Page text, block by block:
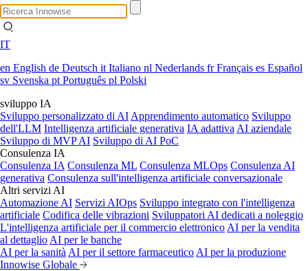
IT
en English de Deutsch it Italiano nl Nederlands frFrançais es Español
sv Svenska pt Português pl Polski
sviluppo IA
Sviluppo personalizzato di AI Apprendimento automatico Sviluppo
dell'LLM Intelligenza artificiale generativa IA adattiva AI aziendale
Sviluppo di MVP AI Sviluppo di AI PoC
Consulenza IA
Consulenza IA Consulenza ML Consulenza MLOps Consulenza AI
generativa Consulenza sull'intelligenza artificiale conversazionale
Altri servizi AI
Automazione AI Servizi AIOps Sviluppo integrato con l'intelligenza
artificiale Codifica delle vibrazioni Sviluppatori AI dedicati a noleggio
L'intelligenza artificiale per il commercio elettronico AI per la vendita
al dettaglio AI per le banche
AI per la sanità AI per il settore farmaceutico AI per la produzione
Innowise Globale